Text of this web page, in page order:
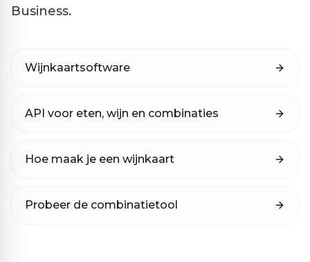
Business.
Wijnkaartsoftware
API voor eten, wijn en combinaties
Hoe maak je een wijnkaart
Probeer de combinatietool